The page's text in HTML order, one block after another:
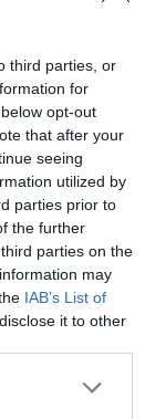
third parties, or
for
opt-out
that after your
seeing
utilized by
parties prior to
the further
parties on the
may
IAB’s List of
it to other
νήµα µε
όταν κοπεί το
να
όµως το
εξοπλισµού µας
προσέξουµε
και φυσικά
τον Spider
Bimini Twist, για